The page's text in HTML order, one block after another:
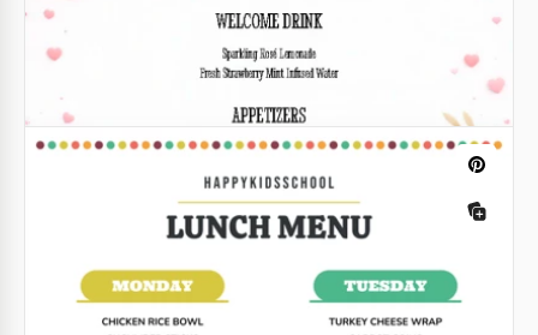
Plantilla de menú francés clásico
Menú colorido para niños